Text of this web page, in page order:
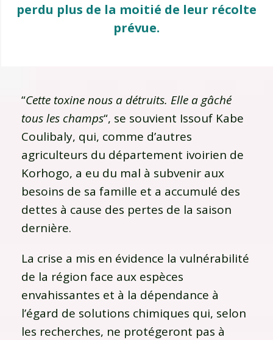
perdu plus de la moitié de leur récolte
prévue.
“Cette toxine nous a détruits. Elle a gâché
tous les champs“, se souvient Issouf Kabe
Coulibaly, qui, comme d’autres
agriculteurs du département ivoirien de
Korhogo, a eu du mal à subvenir aux
besoins de sa famille et a accumulé des
dettes à cause des pertes de la saison
dernière.
La crise a mis en évidence la vulnérabilité
de la région face aux espèces
envahissantes et à la dépendance à
l’égard de solutions chimiques qui, selon
les recherches, ne protégeront pas à